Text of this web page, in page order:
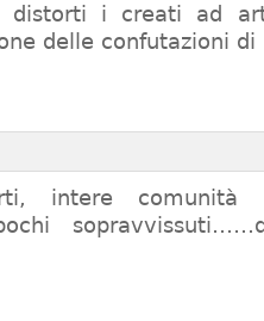
distorti i creati ad
delle confutazioni di
intere comunità